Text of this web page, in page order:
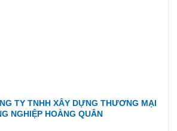
TY TNHH XÂY DỰNG THƯƠNG MẠI
NGHIỆP HOÀNG QUÂN